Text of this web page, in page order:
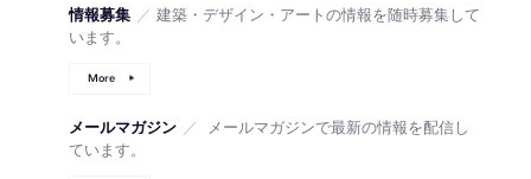
情報募集 ／ 建築・デザイン・アートの情報を随時募集して
います。
More
メールマガジン ／
メールマガジンで最新の情報を配信し
ています。